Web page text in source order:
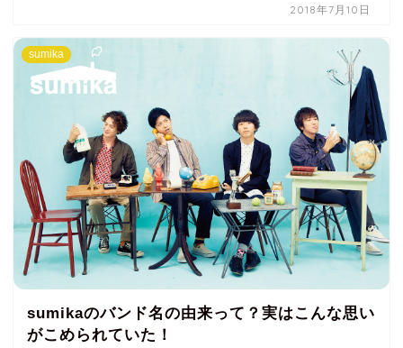
2018年7月10日
sumika
sumikaのバンド名の由来って？実はこんな思い
がこめられていた！